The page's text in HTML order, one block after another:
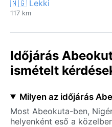
🇳🇬 Lekki
117 km
Időjárás
ismételt
Milyen az időjárás
Most Abeokuta-ben,
helyenként eső a